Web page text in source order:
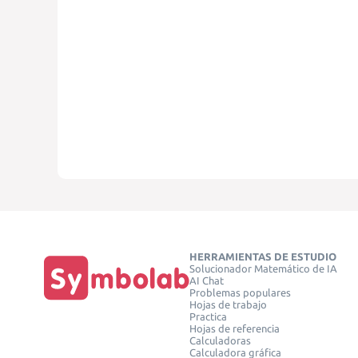
HERRAMIENTAS DE ESTUDIO
Solucionador Matemático de IA
AI Chat
Problemas populares
Hojas de trabajo
Practica
Hojas de referencia
Calculadoras
Calculadora gráfica